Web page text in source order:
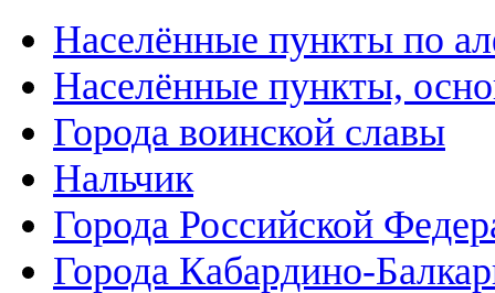
Населённые пункты по
Населённые пункты,
Города воинской славы
Нальчик
Города Российской
Города Кабардино-